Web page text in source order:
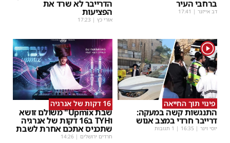
ברחבי העיר
דב אייזנר |
17:41
הדרייבר לא שרד את
הפציעות
אורי כץ |
17:23
1
פינוי תוך החייאה
התנגשות קשה במעקה:
דרייבר חרדי במצב אנוש
יוסי וינר |
16:35 | 1 תגובות
16 דקות של אנרגיה
שבת Upmix" משולם זושא
וTYH ב16 דקות של אנרגיה
שתכניס אתכם אחרת לשבת
חרדים ירושלים |
14:26